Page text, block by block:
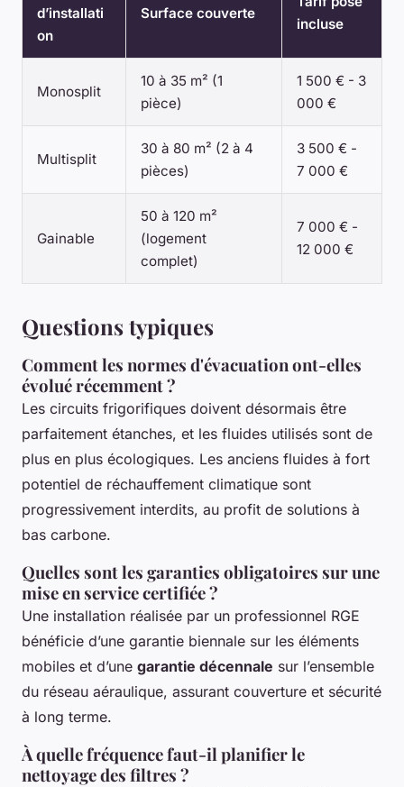
d’installati
on
Surface couverte
incluse
Monosplit
10 à 35 m² (1
pièce)
1 500 € - 3
000 €
Multisplit
30 à 80 m² (2 à 4
pièces)
3 500 € -
7 000 €
Gainable
50 à 120 m²
(logement
complet)
7 000 € -
12 000 €
Questions typiques
Comment les normes d'évacuation ont-elles
évolué récemment ?
Les circuits frigorifiques doivent désormais être
parfaitement étanches, et les fluides utilisés sont de
plus en plus écologiques. Les anciens fluides à fort
potentiel de réchauffement climatique sont
progressivement interdits, au profit de solutions à
bas carbone.
Quelles sont les garanties obligatoires sur une
mise en service certifiée ?
Une installation réalisée par un professionnel RGE
bénéficie d’une garantie biennale sur les éléments
mobiles et d’une garantie décennale sur l’ensemble
du réseau aéraulique, assurant couverture et sécurité
à long terme.
À quelle fréquence faut-il planifier le
nettoyage des filtres ?